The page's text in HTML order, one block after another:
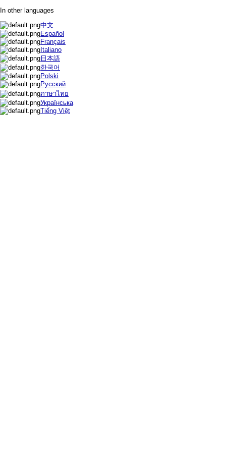
In other languages
中文
Español
Français
Italiano
日本語
한국어
Polski
Русский
ภาษาไทย
Українська
Tiếng Việt